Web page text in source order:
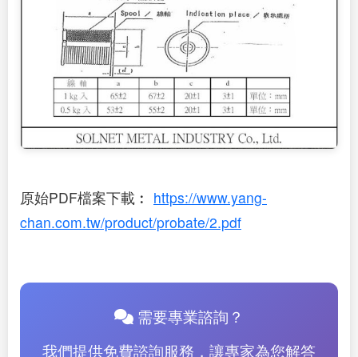
原始PDF檔案下載︰ https://www.yang-
chan.com.tw/product/probate/2.pdf
需要專業諮詢？
我們提供免費諮詢服務，讓專家為您解答